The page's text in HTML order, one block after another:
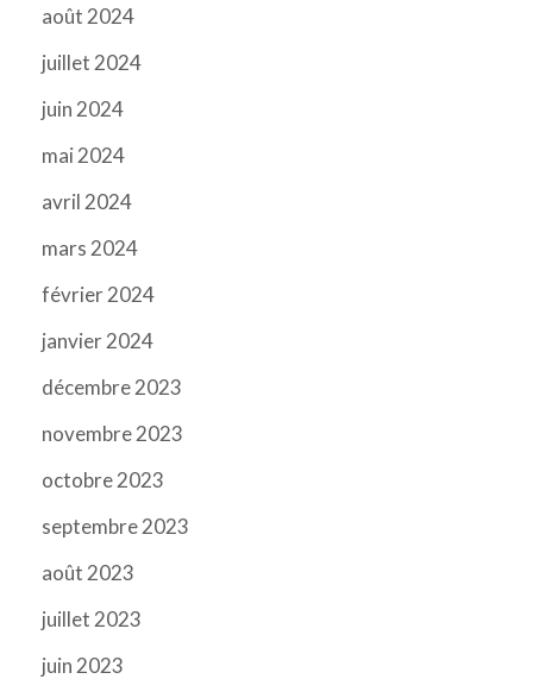
août 2024
juillet 2024
juin 2024
mai 2024
avril 2024
mars 2024
février 2024
janvier 2024
décembre 2023
novembre 2023
octobre 2023
septembre 2023
août 2023
juillet 2023
juin 2023